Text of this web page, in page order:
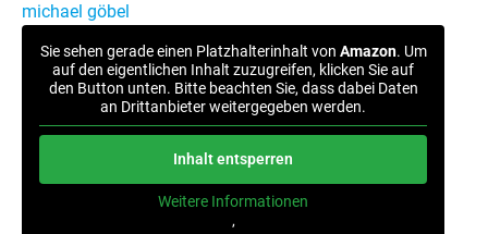
michael göbel
Sie sehen gerade einen Platzhalterinhalt von Amazon. Um
auf den eigentlichen Inhalt zuzugreifen, klicken Sie auf
den Button unten. Bitte beachten Sie, dass dabei Daten
an Drittanbieter weitergegeben werden.
Inhalt entsperren
Weitere Informationen
‚